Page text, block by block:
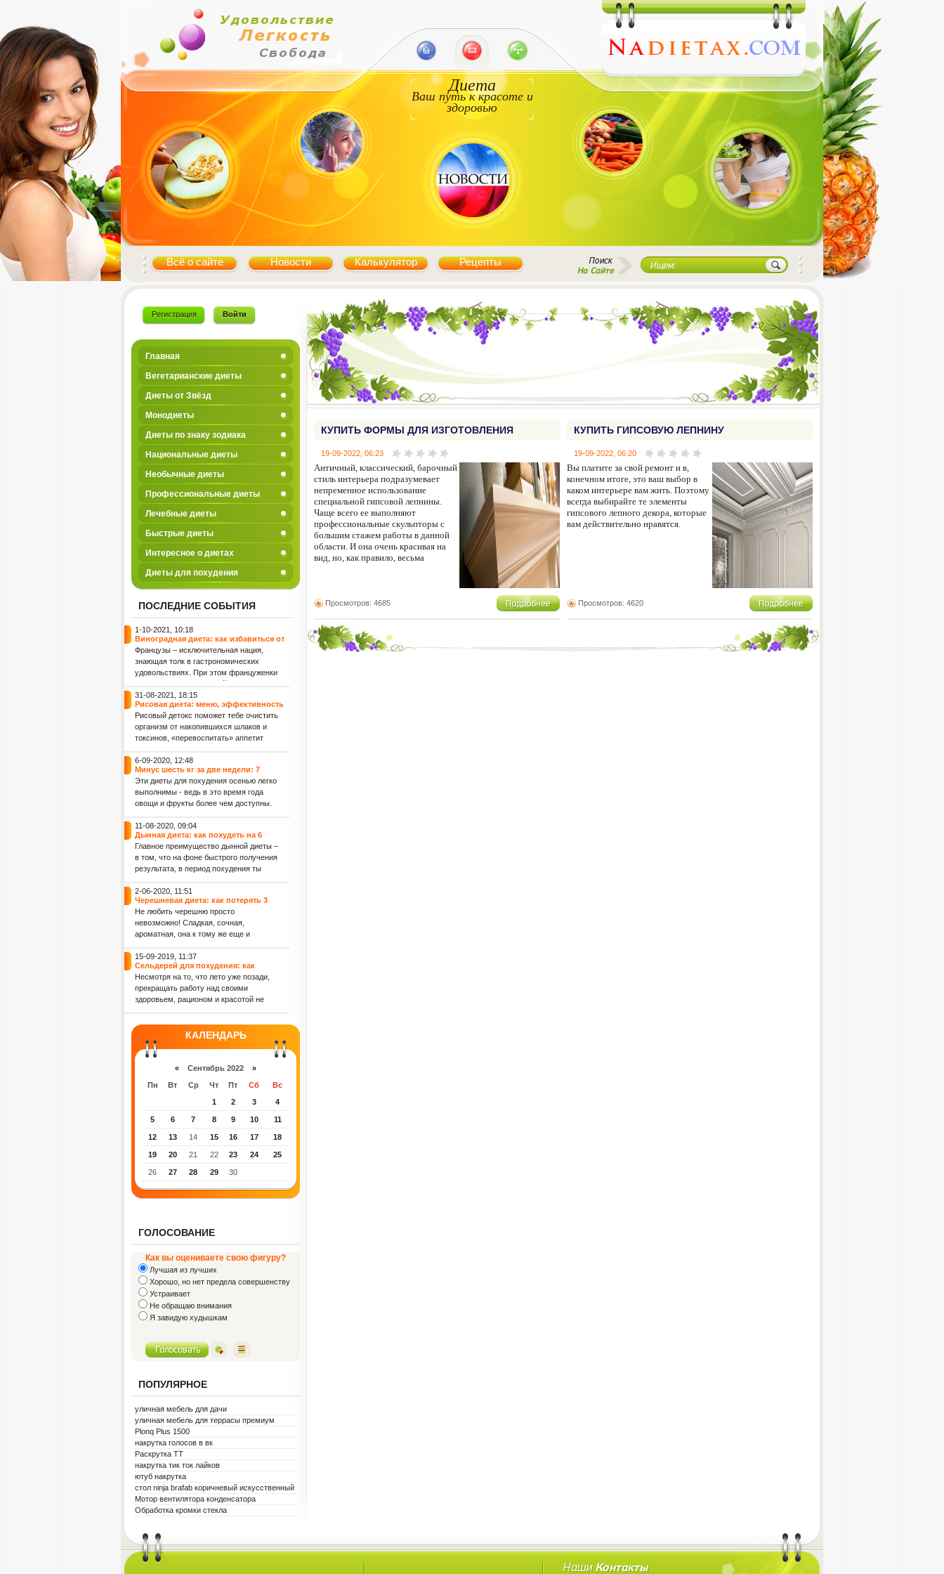
Диета
Ваш путь к красоте и
здоровью
Всё о сайте Новости Калькулятор Рецепты
Регистрация Войти
Главная
Вегетарианские диеты
Диеты от Звёзд
Монодиеты
Диеты по знаку зодиака
Национальные диеты
Необычные диеты
Профессиональные диеты
Лечебные диеты
Быстрые диеты
Интересное о диетах
Диеты для похудения
ПОСЛЕДНИЕ СОБЫТИЯ
1-10-2021, 10:18
Виноградная диета: как избавиться от
2 кг лишнего веса всего за 4 дня
Французы – исключительная нация,
знающая толк в гастрономических
удовольствиях. При этом француженки
считаются самыми стройными
женщинами в мире. Поэтому не
удивляет, что именно во Франции
придумали диету для похудения,
включающую такое изысканное и
весьма калорийное лакомство, как
виноград.
31-08-2021, 18:15
Рисовая диета: меню, эффективность
и польза для женского здоровья
Рисовый детокс поможет тебе очистить
организм от накопившихся шлаков и
токсинов, «перевоспитать» аппетит
уйдет), а также обрести фигуру своей
мечты! Данная рисовая диета
рассчитана на 36 дней: 4 этапа по 9
дней каждый.
6-09-2020, 12:48
Минус шесть кг за две недели: 7
эффективных диет осени для фигуры
и укрепления иммунитета
Эти диеты для похудения осенью легко
выполнимы - ведь в это время года
овощи и фрукты более чем доступны.
11-08-2020, 09:04
Дынная диета: как похудеть на 6
килограммов за 7 дней
Главное преимущество дынной диеты –
в том, что на фоне быстрого получения
результата, в период похудения ты
Ведь дыня отлично насыщает.
Кроме того, после дынной диеты ты
отметишь заметное улучшение
упругости кожи и уменьшение
целлюлита.
2-06-2020, 11:51
Черешневая диета: как потерять 3
килограмма всего лишь за 7 дней
Не любить черешню просто
невозможно! Сладкая, сочная,
ароматная, она к тому же еще и
издавна называют ягодой молодости.
15-09-2019, 11:37
Сельдерей для похудения: как
сбросить вес с помощью этого
полезного овоща
Несмотря на то, что лето уже позади,
прекращать работу над своими
здоровьем, рационом и красотой не
сельдерей и как можно использовать
его для похудения.
КАЛЕНДАРЬ
« Сентябрь 2022 »
Пн
Вт Ср Чт Пт Сб
Вс
1
2 3 4
5 6 7 8 9 10 11
12 13 14 15 16 17 18
19 20 21 22 23 24 25
26 27 28 29 30
ГОЛОСОВАНИЕ
Как вы оцениваете свою фигуру?
Лучшая из лучших
Хорошо, но нет предела совершенству
Устраивает
Не обращаю внимания
Я завидую худышкам
ПОПУЛЯРНОЕ
уличная мебель для дачи
уличная мебель для террасы премиум
металл белая
Plonq Plus 1500
накрутка голосов в вк
Раскрутка ТТ
накрутка тик ток лайков
ютуб накрутка
стол ninja brafab коричневый искусственный
ротанг
Мотор вентилятора конденсатора
Обработка кромки стекла
КУПИТЬ ФОРМЫ ДЛЯ ИЗГОТОВЛЕНИЯ
ГИПСОВОЙ ЛЕПНИНЫ
19-09-2022, 06:23
Античный, классический, барочный
стиль интерьера подразумевает
непременное использование
специальной гипсовой лепнины.
Чаще всего ее выполняют
профессиональные скульпторы с
большим стажем работы в данной
области. И она очень красивая на
вид, но, как правило, весьма
Просмотров: 4685
КУПИТЬ ГИПСОВУЮ ЛЕПНИНУ
19-09-2022, 06:20
Вы платите за свой ремонт и в,
конечном итоге, это ваш выбор в
каком интерьере вам жить. Поэтому
всегда выбирайте те элементы
гипсового лепного декора, которые
вам действительно нравятся.
Просмотров: 4620